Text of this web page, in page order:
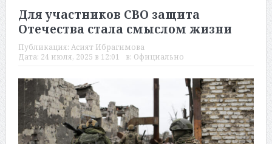
Для участников СВО защита
Отечества стала смыслом жизни
Публикация: Асият Ибрагимова
Дата: 24 июля, 2025 в 12:01 в: Официально